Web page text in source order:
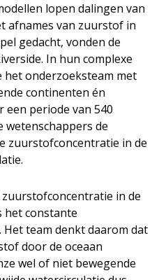
lopen dalingen van
afnames van zuurstof in
gedacht, vonden de
In hun complexe
onderzoeksteam met
continenten én
een periode van 540
wetenschappers de
zuurstofconcentratie in de
in de
het constante
team denkt daarom dat
door de oceaan
wel of niet bewegende